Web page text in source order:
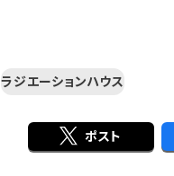
ラジエーションハウス
ポスト